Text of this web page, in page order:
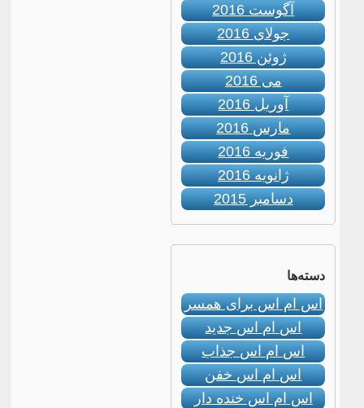
آگوست 2016
جولای 2016
ژوئن 2016
می 2016
آوریل 2016
مارس 2016
فوریه 2016
ژانویه 2016
دسامبر 2015
دسته‌ها
اس ام اس برای همسر
اس ام اس جدید
اس ام اس جذاب
اس ام اس خفن
اس ام اس خنده دار